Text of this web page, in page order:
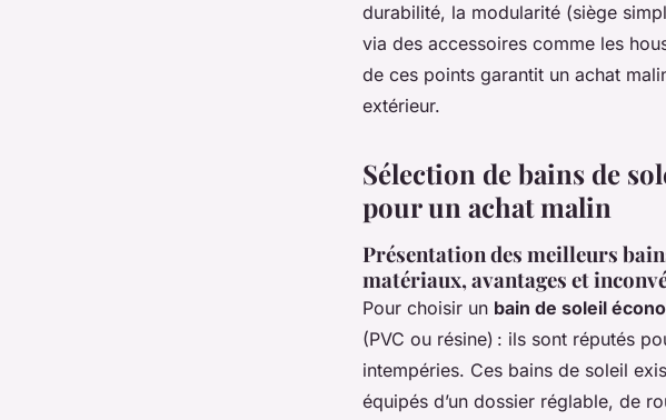
durabilité, la modularité (siège
via des accessoires comme les
de ces points garantit un achat
extérieur.
Sélection de bains de
pour un achat malin
Présentation des meilleurs
matériaux, avantages et
Pour choisir un bain de soleil
(PVC ou résine) : ils sont réputés
intempéries. Ces bains de soleil
équipés d’un dossier réglable, de